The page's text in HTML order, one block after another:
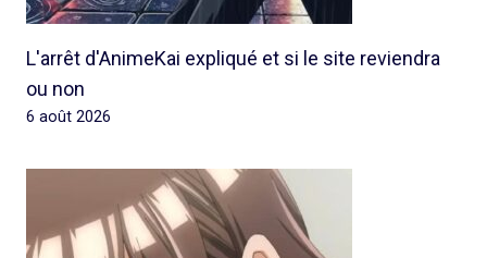
L'arrêt d'AnimeKai expliqué et si le site reviendra
ou non
6 août 2026